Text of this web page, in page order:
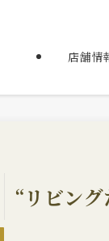
店舗情
“リビン